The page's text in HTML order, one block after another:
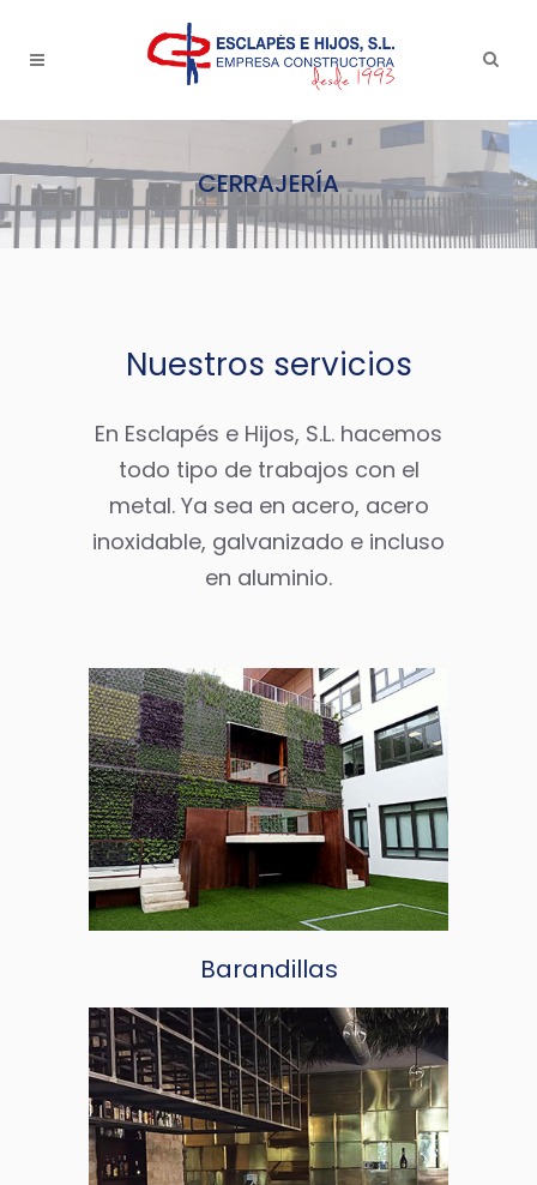
CERRAJERÍA
Nuestros servicios
En Esclapés e Hijos, S.L. hacemos
todo tipo de trabajos con el
metal. Ya sea en acero, acero
inoxidable, galvanizado e incluso
en aluminio.
Barandillas